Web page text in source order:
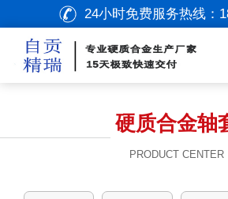
24小时免费服务热线：
硬质合金轴
PRODUCT CENTER